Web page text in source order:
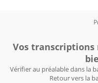
Vos
Vérifier au préalable dans la
Retour vers la